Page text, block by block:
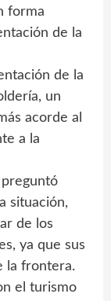
forma
de la
de la
un
acorde al
a la
preguntó
situación,
de los
ya que sus
la frontera.
el turismo